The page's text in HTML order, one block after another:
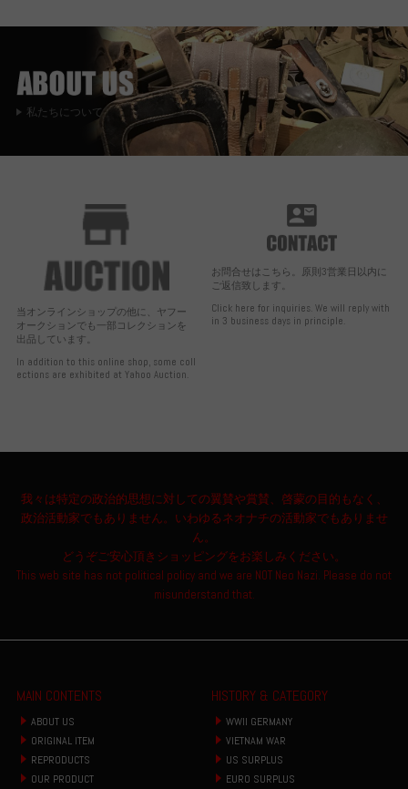
私たちについて
当オンラインショップの他に、ヤフー
オークションでも一部コレクションを
出品しています。
In addition to this online shop, some coll
ections are exhibited at Yahoo Auction.
お問合せはこちら。原則3営業日以内に
ご返信致します。
Click here for inquiries. We will reply with
in 3 business days in principle.
我々は特定の政治的思想に対しての翼賛や賞賛、啓蒙の目的もなく、
政治活動家でもありません。いわゆるネオナチの活動家でもありませ
ん。
どうぞご安心頂きショッピングをお楽しみください。
This web site has not political policy and we are NOT Neo Nazi. Please do not
misunderstand that.
MAIN CONTENTS
ABOUT US
ORIGINAL ITEM
REPRODUCTS
OUR PRODUCT
HISTORY & CATEGORY
WWII GERMANY
VIETNAM WAR
US SURPLUS
EURO SURPLUS